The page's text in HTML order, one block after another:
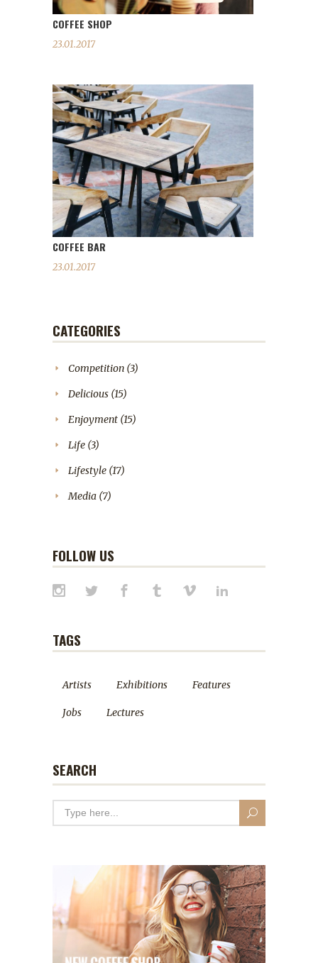
COFFEE SHOP
23.01.2017
COFFEE BAR
23.01.2017
CATEGORIES
Competition (3)
Delicious (15)
Enjoyment (15)
Life (3)
Lifestyle (17)
Media (7)
FOLLOW US
TAGS
Artists Exhibitions Features
Jobs Lectures
SEARCH